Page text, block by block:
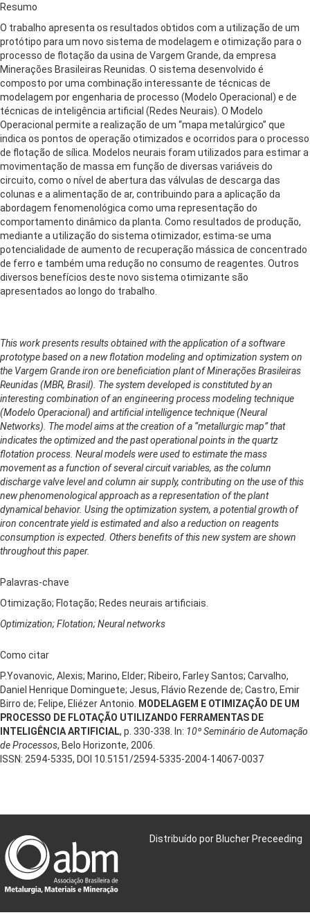
Resumo
O trabalho apresenta os resultados obtidos com a utilização de um
protótipo para um novo sistema de modelagem e otimização para o
processo de flotação da usina de Vargem Grande, da empresa
Minerações Brasileiras Reunidas. O sistema desenvolvido é
composto por uma combinação interessante de técnicas de
modelagem por engenharia de processo (Modelo Operacional) e de
técnicas de inteligência artificial (Redes Neurais). O Modelo
Operacional permite a realização de um “mapa metalúrgico” que
indica os pontos de operação otimizados e ocorridos para o processo
de flotação de sílica. Modelos neurais foram utilizados para estimar a
movimentação de massa em função de diversas variáveis do
circuito, como o nível de abertura das válvulas de descarga das
colunas e a alimentação de ar, contribuindo para a aplicação da
abordagem fenomenológica como uma representação do
comportamento dinâmico da planta. Como resultados de produção,
mediante a utilização do sistema otimizador, estima-se uma
potencialidade de aumento de recuperação mássica de concentrado
de ferro e também uma redução no consumo de reagentes. Outros
diversos benefícios deste novo sistema otimizante são
apresentados ao longo do trabalho.
This work presents results obtained with the application of a software
prototype based on a new flotation modeling and optimization system on
the Vargem Grande iron ore beneficiation plant of Minerações Brasileiras
Reunidas (MBR, Brasil). The system developed is constituted by an
interesting combination of an engineering process modeling technique
(Modelo Operacional) and artificial intelligence technique (Neural
Networks). The model aims at the creation of a “metallurgic map” that
indicates the optimized and the past operational points in the quartz
flotation process. Neural models were used to estimate the mass
movement as a function of several circuit variables, as the column
discharge valve level and column air supply, contributing on the use of this
new phenomenological approach as a representation of the plant
dynamical behavior. Using the optimization system, a potential growth of
iron concentrate yield is estimated and also a reduction on reagents
consumption is expected. Others benefits of this new system are shown
throughout this paper.
Palavras-chave
Otimização; Flotação; Redes neurais artificiais.
Optimization; Flotation; Neural networks
Como citar
P.Yovanovic, Alexis; Marino, Elder; Ribeiro, Farley Santos; Carvalho,
Daniel Henrique Dominguete; Jesus, Flávio Rezende de; Castro, Emir
Birro de; Felipe, Eliézer Antonio.
MODELAGEM E OTIMIZAÇÃO DE UM
PROCESSO DE FLOTAÇÃO UTILIZANDO FERRAMENTAS DE
INTELIGÊNCIA ARTIFICIAL, p. 330-338. In: 10º Seminário de Automação
de Processos, Belo Horizonte, 2006.
ISSN: 2594-5335, DOI 10.5151/2594-5335-2004-14067-0037
Distribuído por Blucher Preceeding